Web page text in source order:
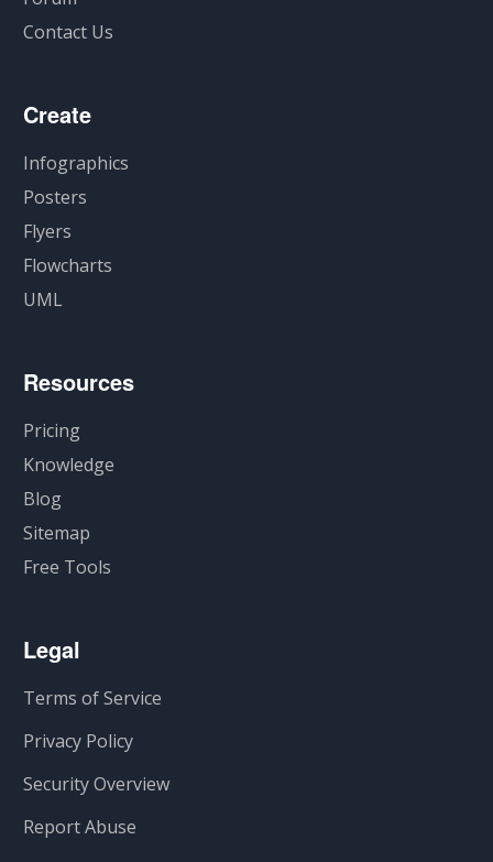
Contact Us
Create
Infographics
Posters
Flyers
Flowcharts
UML
Resources
Pricing
Knowledge
Blog
Sitemap
Free Tools
Legal
Terms of Service
Privacy Policy
Security Overview
Report Abuse